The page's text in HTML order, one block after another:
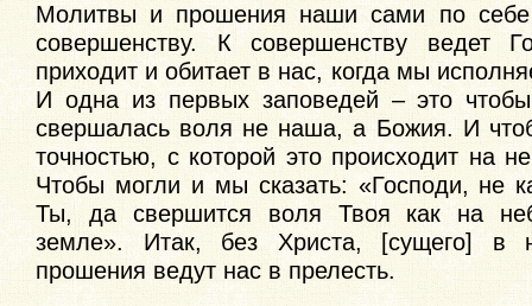
Молитвы и прошения наши сами по
совершенству. К совершенству ведет
приходит и обитает в нас, когда мы
И одна из первых заповедей – это
свершалась воля не наша, а Божия. И
точностью, с которой это происходит на
Чтобы могли и мы сказать: «Господи, не
Ты, да свершится воля Твоя как на
земле». Итак, без Христа, [сущего] в
прошения ведут нас в прелесть.